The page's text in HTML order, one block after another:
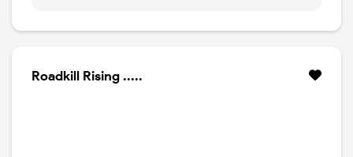
Roadkill Rising .....